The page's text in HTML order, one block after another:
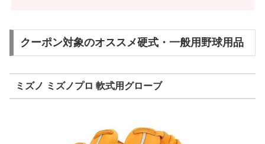
クーポン対象のオススメ硬式・一般用野球用品
ミズノ ミズノプロ 軟式用グローブ